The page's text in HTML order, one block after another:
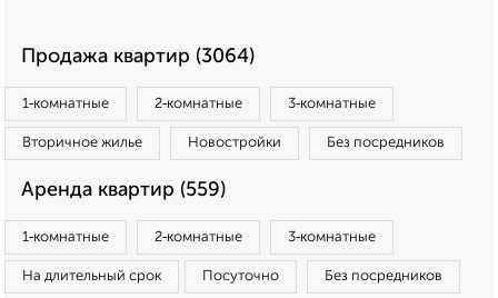
Продажа квартир (3064)
1‑комнатные 2‑комнатные 3‑комнатные
Вторичное жилье Новостройки Без посредников
Аренда квартир (559)
1‑комнатные 2‑комнатные 3‑комнатные
На длительный срок Посуточно Без посредников